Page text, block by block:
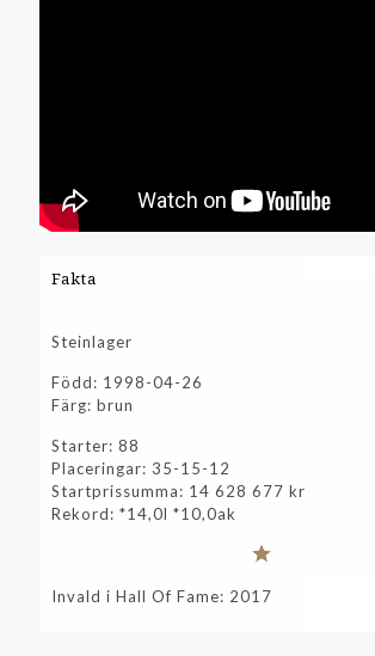
Fakta
Steinlager
Född: 1998-04-26
Färg: brun
Starter: 88
Placeringar: 35-15-12
Startprissumma: 14 628 677 kr
Rekord: *14,0l *10,0ak
Invald i Hall Of Fame: 2017